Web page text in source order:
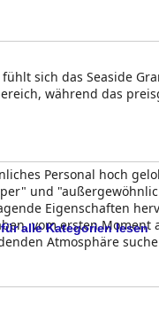
sich das Seaside
während das
Personal hoch
und
Eigenschaften
vom ersten
Atmosphäre
alle Kategorien lesen